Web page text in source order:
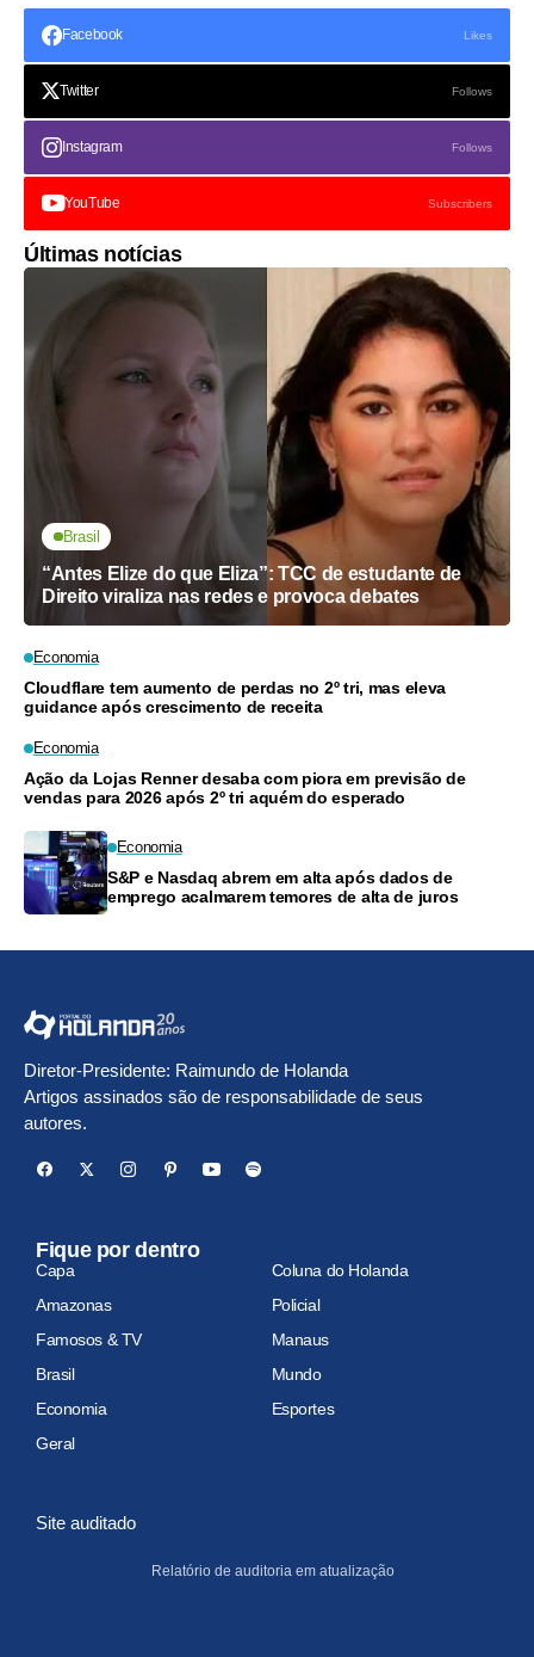
Facebook Likes
Twitter Follows
Instagram Follows
YouTube Subscribers
Últimas notícias
Brasil
“Antes Elize do que Eliza”: TCC de estudante de
Direito viraliza nas redes e provoca debates
Economia
Cloudflare tem aumento de perdas no 2º tri, mas eleva
guidance após crescimento de receita
Economia
Ação da Lojas Renner desaba com piora em previsão de
vendas para 2026 após 2º tri aquém do esperado
Economia
S&P e Nasdaq abrem em alta após dados de
emprego acalmarem temores de alta de juros
Diretor-Presidente: Raimundo de Holanda
Artigos assinados são de responsabilidade de seus
autores.
Fique por dentro
Capa
Coluna do Holanda
Amazonas
Policial
Famosos & TV
Manaus
Brasil
Mundo
Economia
Esportes
Geral
Site auditado
Relatório de auditoria em atualização